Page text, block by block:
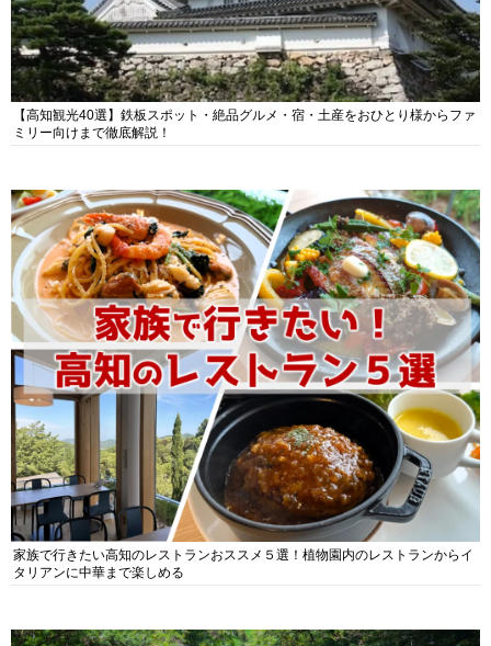
【高知観光40選】鉄板スポット・絶品グルメ・宿・土産をおひとり様からファ
ミリー向けまで徹底解説！
家族で行きたい高知のレストランおススメ５選！植物園内のレストランからイ
タリアンに中華まで楽しめる